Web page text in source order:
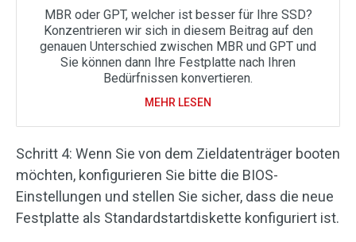
MBR oder GPT, welcher ist besser für Ihre SSD?
Konzentrieren wir sich in diesem Beitrag auf den
genauen Unterschied zwischen MBR und GPT und
Sie können dann Ihre Festplatte nach Ihren
Bedürfnissen konvertieren.
MEHR LESEN
Schritt 4: Wenn Sie von dem Zieldatenträger booten
möchten, konfigurieren Sie bitte die BIOS-
Einstellungen und stellen Sie sicher, dass die neue
Festplatte als Standardstartdiskette konfiguriert ist.